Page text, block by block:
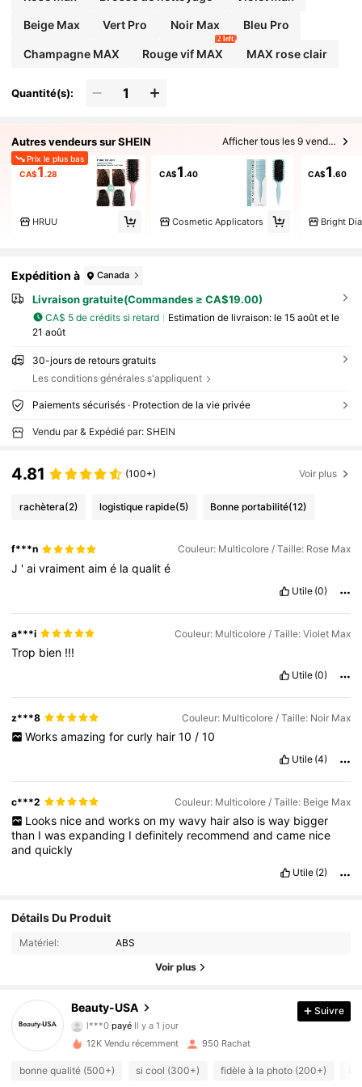
Beige Max Vert Pro Noir Max Bleu Pro
Champagne MAX Rouge vif MAX
2 left
MAX rose clair
Quantité(s):
Autres vendeurs sur SHEIN Afficher tous les 9 vendeurs
Prix le plus bas
CA$1 .28
HRUU
CA$1 .40
Cosmetic Applicators
CA$1 .60
Bright
Expédition à Canada
Livraison gratuite(Commandes ≥ CA$19.00)
CA$ 5 de crédits si retard Estimation de livraison: le 15 août et le
21 août
30-jours de retours gratuits
Les conditions générales s'appliquent
Paiements sécurisés · Protection de la vie privée
Vendu par & Expédié par: SHEIN
4.81 (100+) Voir plus
rachètera(2) logistique rapide(5) Bonne portabilité(12)
f***n Couleur: Multicolore / Taille: Rose Max
J 'aivraimentaimé laqualité
Utile (0)
a***i Couleur: Multicolore / Taille: Violet Max
Trop bien !!!
Utile (0)
z***8 Couleur: Multicolore / Taille: Noir Max
Works amazing for curly hair 10 / 10
Utile (4)
c***2 Couleur: Multicolore / Taille: Beige Max
Looks nice and works on my wavy hair also is way bigger
than Iwasexpanding Idefinitely recommendandcame nice
andquickly
Utile (2)
Détails Du Produit
Matériel: ABS
Voir plus
Beauty-USA
4.84
189 Suiveurs
l***0
payé Il y a 1 jour
i***a a suivi Il y a 12 heures
4.84
189 Suiveurs
189 Suiveurs
Suivre
12K Vendu récemment 950 Rachat
bonne qualité (500+) si cool (300+) fidèle à la photo (200+)